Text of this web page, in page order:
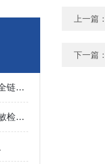
Millipore发光液的制备工艺：全链路质控保障检测性能稳定
Millipore发光液：多场景高灵敏检测的核心试剂支撑
上一篇
下一篇